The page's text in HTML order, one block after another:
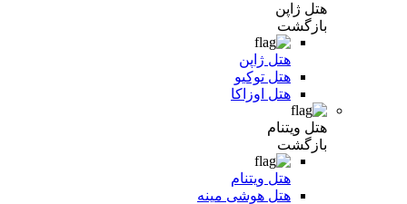
هتل ژاپن
بازگشت
هتل ژاپن
هتل توکیو
هتل اوزاکا
هتل ویتنام
بازگشت
هتل ویتنام
هتل هوشی مینه